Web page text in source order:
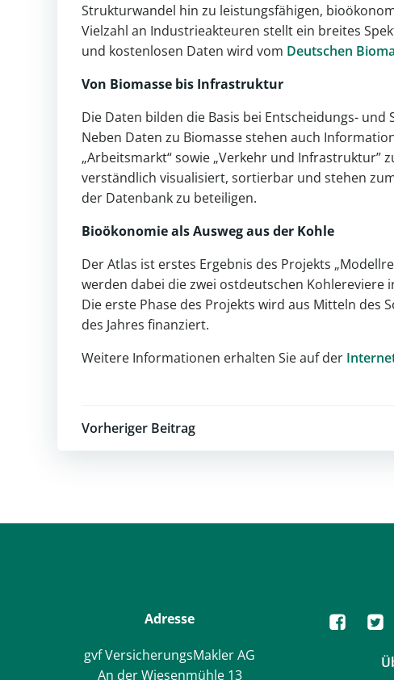
Strukturwandel hin zu leistungsfähigen,
Vielzahl an Industrieakteuren stellt ein breites
und kostenlosen Daten wird vom Deutschen
Von Biomasse bis Infrastruktur
Die Daten bilden die Basis bei Entscheidungs-
Neben Daten zu Biomasse stehen auch
„Arbeitsmarkt“ sowie „Verkehr und Infrastruktur”
verständlich visualisiert, sortierbar und stehen
der Datenbank zu beteiligen.
Bioökonomieals Ausweg aus der Kohle
Der Atlas ist erstes Ergebnis des Projekts
werden dabei die zwei ostdeutschen Kohlereviere
Die erste Phase des Projekts wird aus Mitteln
des Jahres finanziert.
Weitere Informationen erhalten Sie auf der
Post
Vorheriger Beitrag
Adresse
gvf VersicherungsMakler AG
An der Wiesenmühle 13